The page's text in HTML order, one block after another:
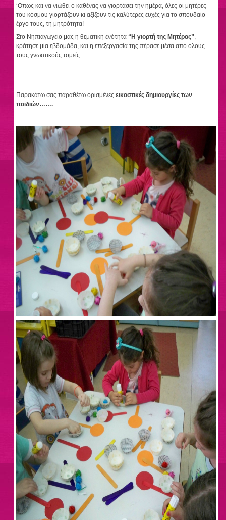
‘Οπως και να νιώθει ο καθένας να γιορτάσει την ημέρα, όλες οι μητέρες
του κόσμου γιορτάζουν κι αξίζουν τις καλύτερες ευχές για το σπουδαίο
έργο τους, τη μητρότητα!
Στο Νηπιαγωγείο μας η θεματική ενότητα “Η γιορτή της Μητέρας”,
κράτησε μία εβδομάδα, και η επεξεργασία της πέρασε μέσα από όλους
τους γνωστικούς τομείς.
Παρακάτω σας παραθέτω ορισμένες εικαστικές δημιουργίες των
παιδιών…….